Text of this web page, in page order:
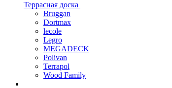
Террасная доска
Bruggan
Dortmax
lecole
Legro
MEGADECK
Polivan
Terrapol
Wood Family